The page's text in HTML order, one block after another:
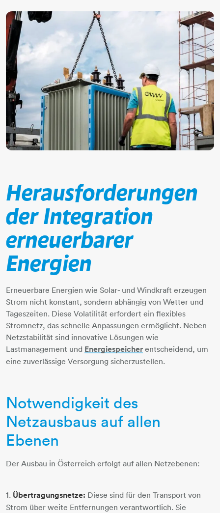
Herausforderungen
der Integration
erneuerbarer
Energien
Erneuerbare Energien wie Solar- und Windkraft erzeugen
Strom nicht konstant, sondern abhängig von Wetter und
Tageszeiten. Diese Volatilität erfordert ein flexibles
Stromnetz, das schnelle Anpassungen ermöglicht. Neben
Netzstabilität sind innovative Lösungen wie
Lastmanagement und Energiespeicher entscheidend, um
eine zuverlässige Versorgung sicherzustellen.
Notwendigkeit des
Netzausbaus auf allen
Ebenen
Der Ausbau in Österreich erfolgt auf allen Netzebenen:
1. Übertragungsnetze: Diese sind für den Transport von
Strom über weite Entfernungen verantwortlich. Sie